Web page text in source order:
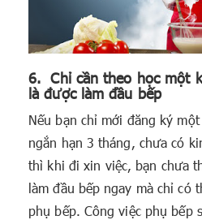
6. Chỉ cần theo học một
là được làm đầu bếp
Nếu bạn chỉ mới đăng ký
ngắn hạn 3 tháng, chưa có
thì khi đi xin việc, bạn chưa
làm đầu bếp ngay mà chỉ có
phụ bếp. Công việc phụ bếp